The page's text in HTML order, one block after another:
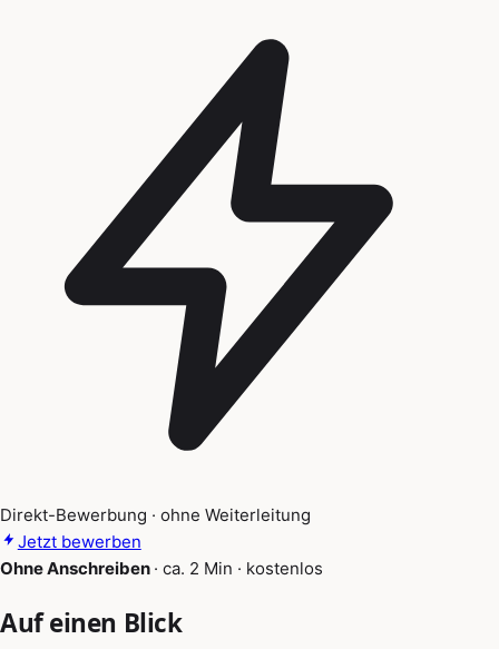
Direkt-Bewerbung · ohne Weiterleitung
Jetzt bewerben
Ohne Anschreiben · ca. 2 Min · kostenlos
Auf einen Blick